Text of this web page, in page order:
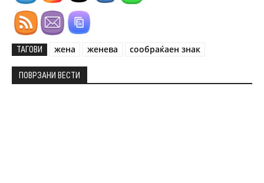
ТАГОВИ жена женева сообраќаен знак
ПОВРЗАНИ ВЕСТИ